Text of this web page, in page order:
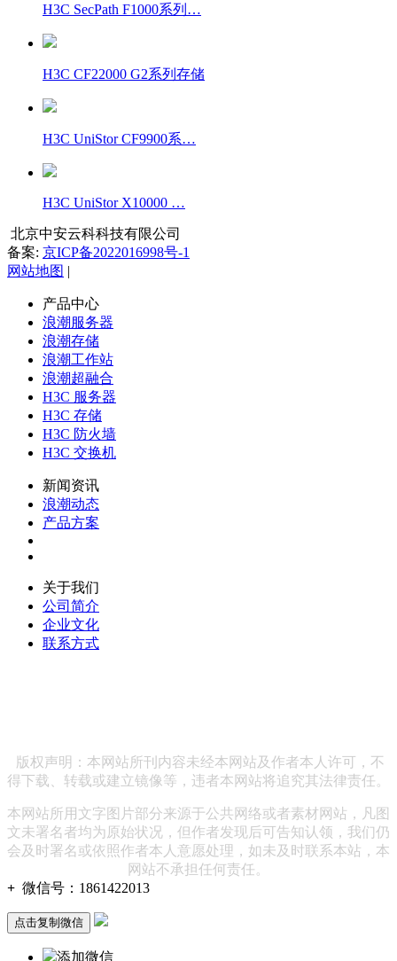
H3C SecPath F1000系列…
H3C CF22000 G2系列存储
H3C UniStor CF9900系…
H3C UniStor X10000 …
北京中安云科科技有限公司
备案: 京ICP备2022016998号-1
网站地图 |
产品中心
浪潮服务器
浪潮存储
浪潮工作站
浪潮超融合
H3C 服务器
H3C 存储
H3C 防火墙
H3C 交换机
新闻资讯
浪潮动态
产品方案
关于我们
公司简介
企业文化
联系方式
版权声明：本网站所刊内容未经本网站及作者本人许可，不
得下载、转载或建立镜像等，违者本网站将追究其法律责任。
本网站所用文字图片部分来源于公共网络或者素材网站，凡图
文未署名者均为原始状况，但作者发现后可告知认领，我们仍
会及时署名或依照作者本人意愿处理，如未及时联系本站，本
网站不承担任何责任。
+ 微信号： 1861422013
点击复制微信
添加微信